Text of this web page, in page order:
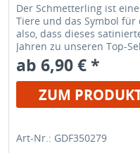
Der Schmetterling ist
Tiere und das Symbol
also, dass dieses
Jahren zu unseren Top-
ab 6,90 € *
ZUM
Art-Nr.: GDF350279